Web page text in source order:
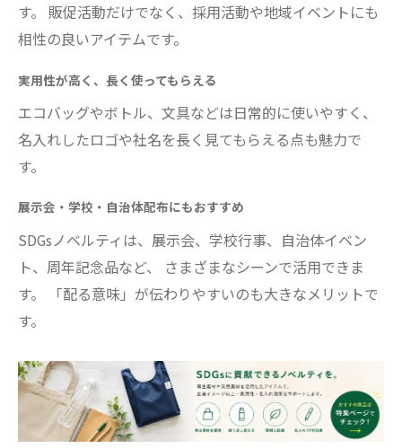
す。 販促活動だけでなく、採用活動や地域イベントにも
相性の良いアイテムです。
実用性が高く、長く使ってもらえる
エコバッグやボトル、文具などは日常的に使いやすく、
名入れしたロゴや社名を長く見てもらえる点も魅力で
す。
展示会・学校・自治体配布にもおすすめ
SDGsノベルティは、展示会、学校行事、自治体イベン
ト、周年記念品など、 さまざまなシーンで活用できま
す。 「配る意味」が伝わりやすいのも大きなメリットで
す。